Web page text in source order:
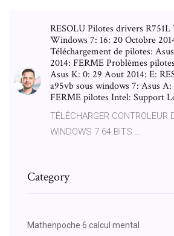
RESOLU Pilotes drivers
Windows 7: 16: 20 Octobre
Téléchargement de pilotes:
2014: FERME Problèmes
Asus K: 0: 29 Aout 2014: E:
a95vb sous windows 7: Asus
FERME pilotes Intel: Support
TÉLÉCHARGER CONTROLEUR
WINDOWS 7 64 BITS …
Category
Mathenpoche 6 calcul mental